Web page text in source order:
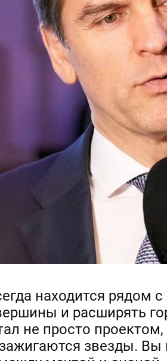
находится рядом
и расширять
не просто
звезды.